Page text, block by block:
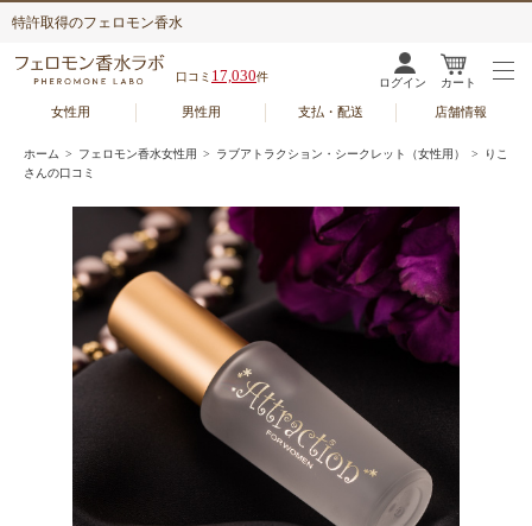
特許取得のフェロモン香水
口コミ 17,030件 ログイン カート
女性用 男性用 支払・配送 店舗情報
ホーム > フェロモン香水女性用 > ラブアトラクション・シークレット（女性用）
> りこ
さんの口コミ